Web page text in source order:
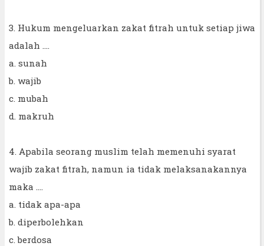
3. Hukum mengeluarkan zakat fitrah untuk setiap jiwa
adalah ....
a. sunah
b. wajib
c. mubah
d. makruh
4. Apabila seorang muslim telah memenuhi syarat
wajib zakat fitrah, namun ia tidak melaksanakannya
maka ....
a. tidak apa-apa
b. diperbolehkan
c. berdosa